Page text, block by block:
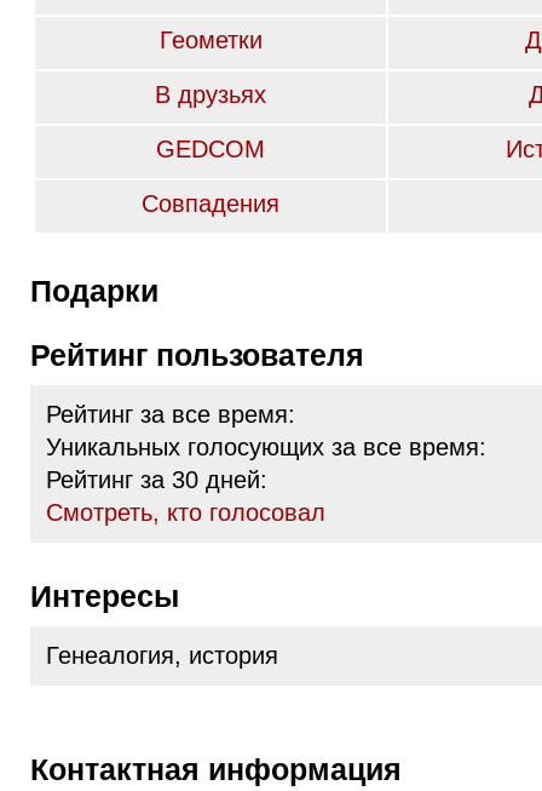
Геометки
В друзьях
GEDCOM
Совпадения
Подарки
Рейтинг пользователя
Рейтинг за все время:
Уникальных голосующих за все время:
Рейтинг за 30 дней:
Cмотреть, кто голосовал
Интересы
Генеалогия, история
Контактная информация